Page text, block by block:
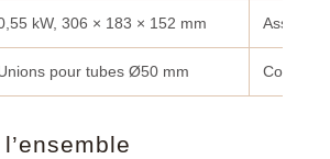
kW, 306 × 183 × 152 mm Assure
pour tubes Ø50 mm